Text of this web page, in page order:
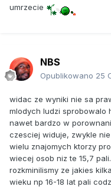
umrzecie
NBS
Opublikowano 25
widac ze wyniki nie sa
mlodych ludzi sprobowalo
nawet bardzo w
czesciej widuje, zwykle
wielu znajomych ktorzy
wiecej osob niz te 15,7
rozkminilismy ze jakies
wieku np 16-18 lat pali